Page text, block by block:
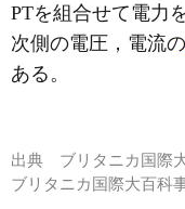
PTを組合せて電力
次側の電圧，電流の
ある。
出典 ブリタニカ国際
ブリタニカ国際大百